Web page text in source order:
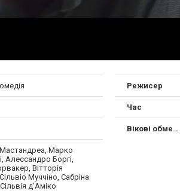
Марко
Алессандро Боргі,
Вітторія
Муччіно, Сабріна
д’Аміко
Режисер
Час
Вікові обмеження